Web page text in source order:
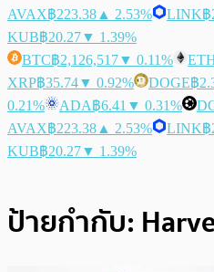
AVAX฿223.38 ▲ 2.53% LINK฿
KUB฿20.27▼ 1.39%
BTC฿2,126,517▼ 0.11%
XRP฿35.74▼ 0.92% DOGE฿
0.21%
ADA฿6.41 ▼ 0.31%
AVAX฿223.38 ▲ 2.53% LINK฿
KUB฿20.27▼ 1.39%
ป้ายกำกับ: